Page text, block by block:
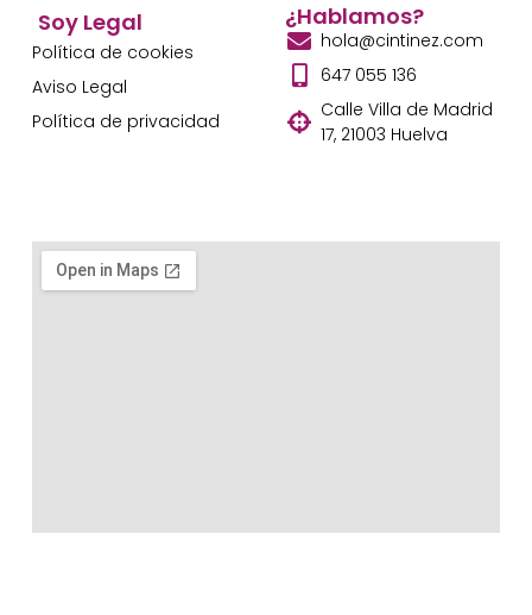
Soy Legal
Política de cookies
Aviso Legal
Política de privacidad
¿Hablamos?
hola@cintinez.com
647 055 136
Calle Villa de Madrid
17, 21003 Huelva